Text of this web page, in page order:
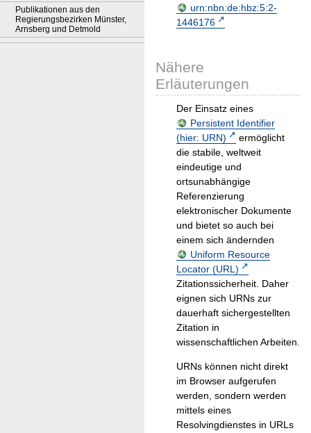
Publikationen aus den
Regierungsbezirken Münster,
Arnsberg und Detmold
urn:nbn:de:hbz:5:2-
1446176
Nähere
Erläuterungen
Der Einsatz eines
Persistent Identifier
(hier: URN)
ermöglicht
die stabile, weltweit
eindeutige und
ortsunabhängige
Referenzierung
elektronischer Dokumente
und bietet so auch bei
einem sich ändernden
Uniform Resource
Locator (URL)
Zitationssicherheit. Daher
eignen sich URNs zur
dauerhaft sichergestellten
Zitation in
wissenschaftlichen Arbeiten.
URNs können nicht direkt
im Browser aufgerufen
werden, sondern werden
mittels eines
Resolvingdienstes in URLs